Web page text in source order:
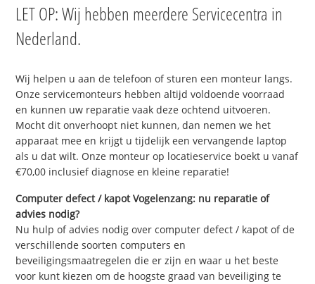
LET OP: Wij hebben meerdere Servicecentra in
Nederland.
Wij helpen u aan de telefoon of sturen een monteur langs.
Onze servicemonteurs hebben altijd voldoende voorraad
en kunnen uw reparatie vaak deze ochtend uitvoeren.
Mocht dit onverhoopt niet kunnen, dan nemen we het
apparaat mee en krijgt u tijdelijk een vervangende laptop
als u dat wilt. Onze monteur op locatieservice boekt u vanaf
€70,00 inclusief diagnose en kleine reparatie!
Computer defect / kapot Vogelenzang: nu reparatie of
advies nodig?
Nu hulp of advies nodig over computer defect / kapot of de
verschillende soorten computers en
beveiligingsmaatregelen die er zijn en waar u het beste
voor kunt kiezen om de hoogste graad van beveiliging te